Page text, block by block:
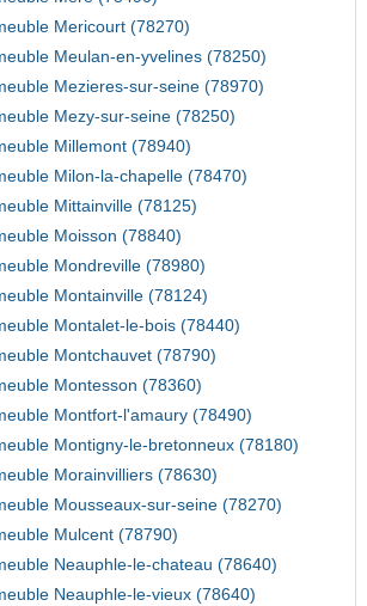
Mericourt (78270)
Meulan-en-yvelines (78250)
Mezieres-sur-seine (78970)
Mezy-sur-seine (78250)
Millemont (78940)
Milon-la-chapelle (78470)
Mittainville (78125)
Moisson (78840)
Mondreville (78980)
Montainville (78124)
Montalet-le-bois (78440)
Montchauvet (78790)
Montesson (78360)
Montfort-l'amaury (78490)
Montigny-le-bretonneux (78180)
Morainvilliers (78630)
Mousseaux-sur-seine (78270)
Mulcent (78790)
Neauphle-le-chateau (78640)
Neauphle-le-vieux (78640)